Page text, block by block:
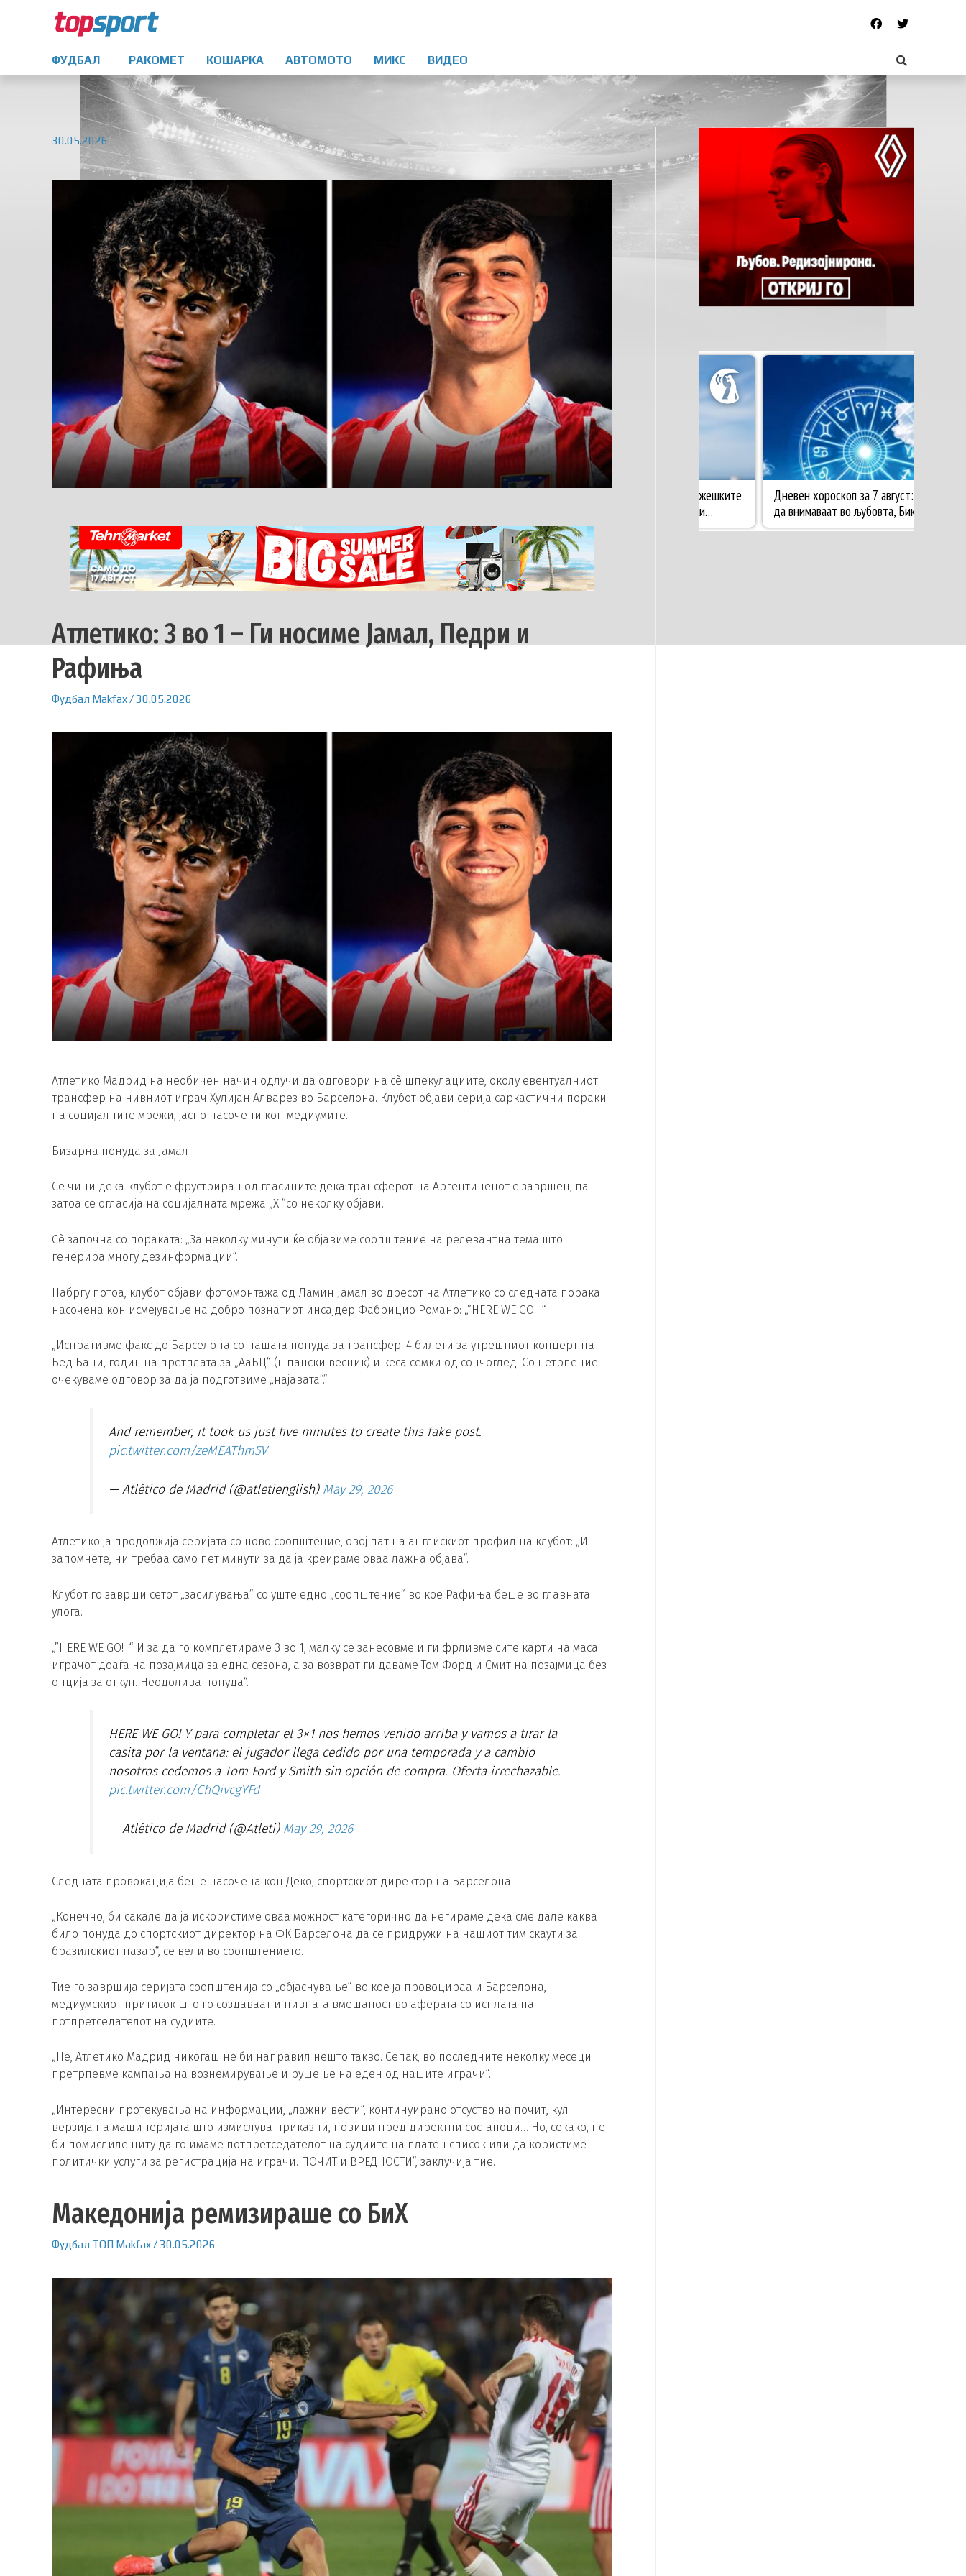
ФУДБАЛ РАКОМЕТ КОШАРКА АВТОМОТО МИКС ВИДЕО
30.05.2026
Атлетико: 3 во 1 – Ги носиме Јамал, Педри и
Рафиња
Фудбал Makfax/ 30.05.2026
Атлетико Мадрид на необичен начин одлучи да одговори на сè шпекулациите, околу евентуалниот
трансфер на нивниот играч Хулијан Алварез во Барселона. Клубот објави серија саркастични пораки
на социјалните мрежи, јасно насочени кон медиумите.
Бизарна понуда за Јамал
Се чини дека клубот е фрустриран од гласините дека трансферот на Аргентинецот е завршен, па
затоа се огласија на социјалната мрежа „X “со неколку објави.
Сè започна со пораката: „За неколку минути ќе објавиме соопштение на релевантна тема што
генерира многу дезинформации“.
Набргу потоа, клубот објави фотомонтажа од Ламин Јамал во дресот на Атлетико со следната порака
насочена кон исмејување на добро познатиот инсајдер Фабрицио Романо: „”HERE WE GO! “
„Испративме факс до Барселона со нашата понуда за трансфер: 4 билети за утрешниот концерт на
Бед Бани, годишна претплата за „АаБЦ“ (шпански весник) и кеса семки од сончоглед. Со нетрпение
очекуваме одговор за да ја подготвиме „најавата“.“
And remember, it took us just five minutes to create this fake post.
pic.twitter.com/zeMEAThm5V
— Atlético de Madrid (@atletienglish) May 29, 2026
Атлетико ја продолжија серијата со ново соопштение, овој пат на англискиот профил на клубот: „И
запомнете, ни требаа само пет минути за да ја креираме оваа лажна објава“.
Клубот го заврши сетот „засилувања“ со уште едно „соопштение“ во кое Рафиња беше во главната
улога.
„”HERE WE GO! “ И за да го комплетираме 3 во 1, малку се занесовме и ги фрливме сите карти на маса:
играчот доаѓа на позајмица за една сезона, а за возврат ги даваме Том Форд и Смит на позајмица без
опција за откуп. Неодолива понуда“.
HERE WE GO! Y para completar el 3×1 nos hemos venido arriba y vamos a tirar la
casita por la ventana: el jugador llega cedido por una temporada y a cambio
nosotros cedemos a Tom Ford y Smith sin opción de compra. Oferta irrechazable.
pic.twitter.com/ChQivcgYFd
— Atlético de Madrid (@Atleti) May 29, 2026
Следната провокација беше насочена кон Деко, спортскиот директор на Барселона.
„Конечно, би сакале да ја искористиме оваа можност категорично да негираме дека сме дале каква
било понуда до спортскиот директор на ФК Барселона да се придружи на нашиот тим скаути за
бразилскиот пазар“, се вели во соопштението.
Тие го завршија серијата соопштенија со „објаснување“ во кое ја провоцираа и Барселона,
медиумскиот притисок што го создаваат и нивната вмешаност во аферата со исплата на
потпретседателот на судиите.
„Не, Атлетико Мадрид никогаш не би направил нешто такво. Сепак, во последните неколку месеци
претрпевме кампања на вознемирување и рушење на еден од нашите играчи“.
„Интересни протекувања на информации, „лажни вести“, континуирано отсуство на почит, кул
верзија на машинеријата што измислува приказни, повици пред директни состаноци… Но, секако, не
би помислиле ниту да го имаме потпретседателот на судиите на платен список или да користиме
политички услуги за регистрација на играчи. ПОЧИТ и ВРЕДНОСТИ“, заклучија тие.
Македонија ремизираше со БиХ
Фудбал ТОП Makfax/ 30.05.2026